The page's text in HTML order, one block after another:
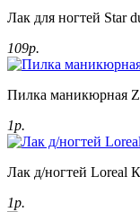
Лак для ногтей Star
109р.
Пилка маникюрная
1р.
Лак д/ногтей Loreal
1р.